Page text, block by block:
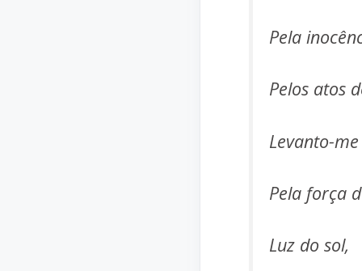
Pela
Pelos atos
Levanto-
Pela força
Luz do sol,